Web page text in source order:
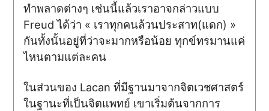
ทำพลาดต่างๆ เช่นนี้แล้วเราอาจกล่าวแบบ
Freud ได้ว่า « เราทุกคนล้วนประสาท(แดก) »
กันทั้งนั้นอยู่ที่ว่าจะมากหรือน้อย ทุกข์ทรมานแค่
ไหนตามแต่ละคน
ในส่วนของ Lacan ที่มีฐานมาจากจิตเวชศาสตร์
ในฐานะที่เป็นจิตแพทย์ เขาเริ่มต้นจากการ